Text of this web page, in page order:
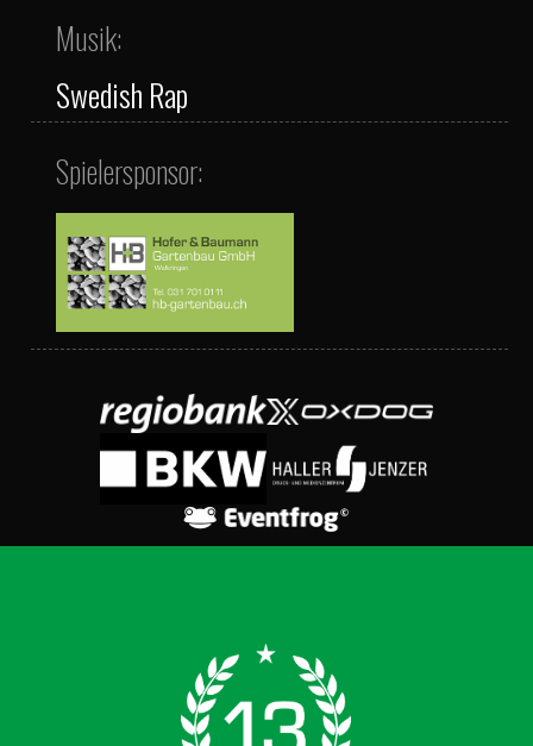
Musik:
Swedish Rap
Spielersponsor: